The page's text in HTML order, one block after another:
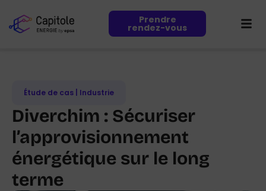
Prendre
rendez-vous
Étude de cas | Industrie
Diverchim : Sécuriser
l’approvisionnement
énergétique sur le long
terme